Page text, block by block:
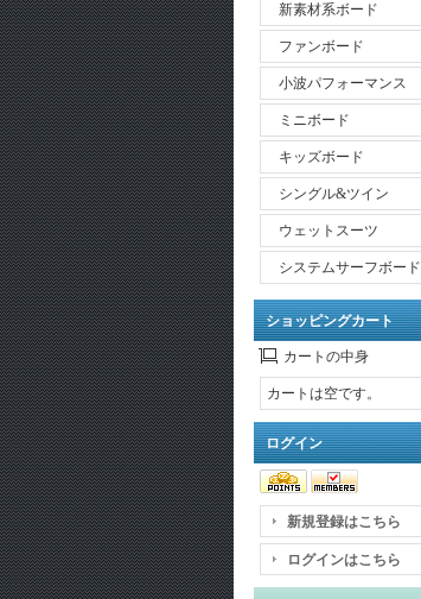
新素材系ボード
ファンボード
小波パフォーマンス
ミニボード
キッズボード
シングル&ツイン
ウェットスーツ
システムサーフボード
ショッピングカート
カートの中身
カートは空です。
ログイン
新規登録はこちら
ログインはこちら